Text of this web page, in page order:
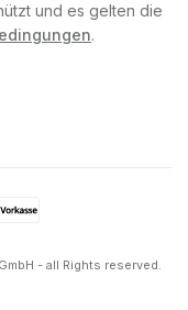
und es gelten die
.
- all Rights reserved.